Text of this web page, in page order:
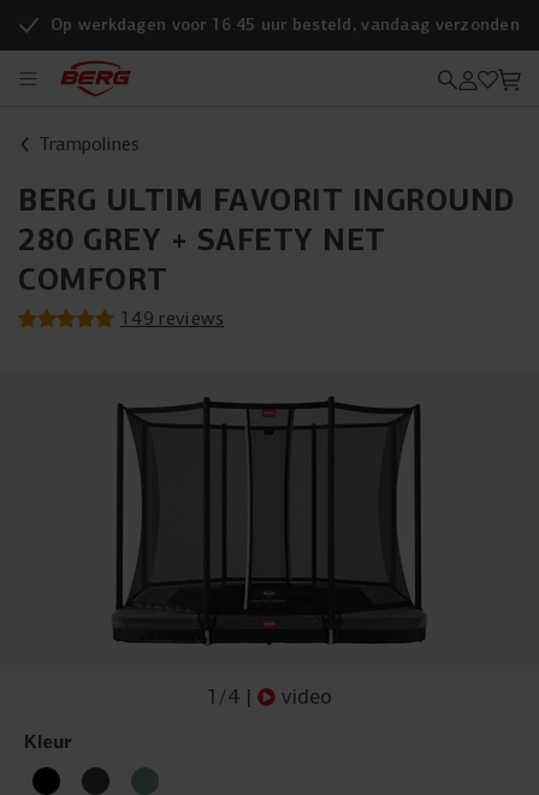
Op werkdagen voor 16.45 uur besteld, vandaag verzonden
Trampolines
BERG ULTIM FAVORIT INGROUND
280 GREY + SAFETY NET
COMFORT
149 reviews
1 /4 | video
Kleur